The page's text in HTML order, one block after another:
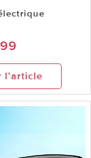
l’article